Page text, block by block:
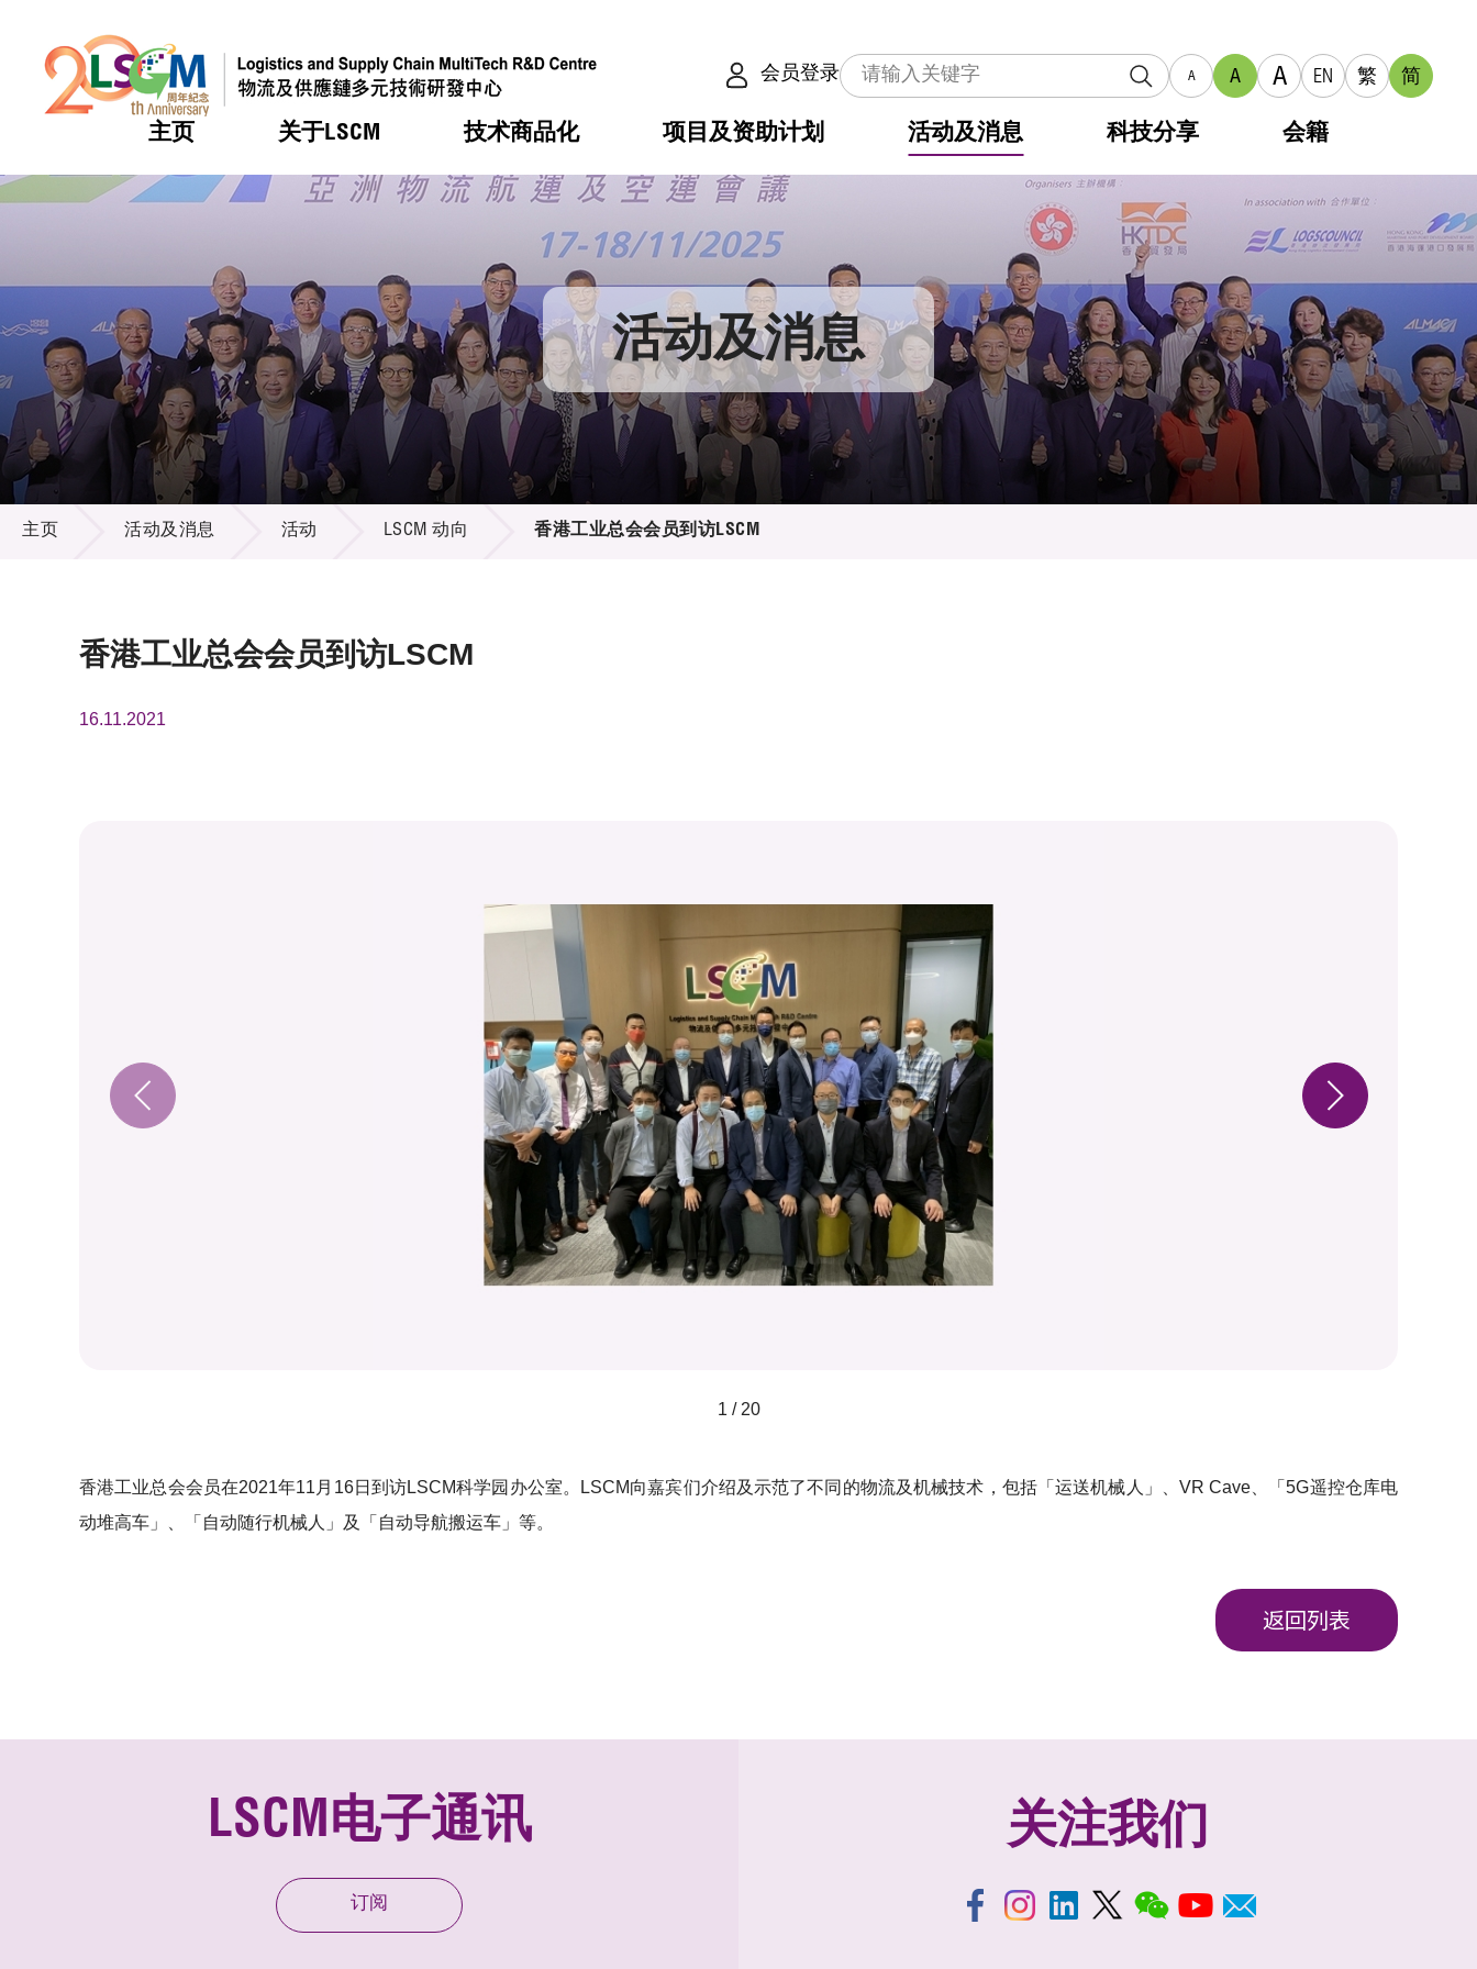
会员登录 A A A EN 繁 简
主页 关于LSCM
热门 机构简介
组织架构
组织架构
董事局
研究顾问
招标通告
技术商品化
热门 服务
可获授权之技术
应用于公共服务之创新技术
重点项目
项目及资助计划
热门 合作计划
资助计划
资助计划
税务优惠
申请
评审
征求研发项目计划书
项目资料库
活动及消息
热门 活动
奖项
新闻中心
媒体报导
新闻稿
资讯中心
多媒体
出版刊物
科技分享 会籍
热门 会籍及服务
会员列表
会员登入 活动及消息
活动及消息
主页 活动及消息 活动 LSCM 动向 香港工业总会会员到访LSCM
香港工业总会会员到访LSCM
16.11.2021
1 / 20
香港工业总会会员在2021年11月16日到访LSCM科学园办公室。LSCM向嘉宾们介绍及示范了不同的物流及机械技术，包括「运送机械人」、VR Cave、「5G遥控仓库电
动堆高车」、「自动随行机械人」及「自动导航搬运车」等。
返回列表
LSCM电子通讯
订阅
关注我们